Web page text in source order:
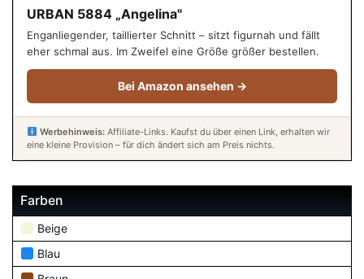
URBAN 5884 „Angelina"
Enganliegender, taillierter Schnitt – sitzt figurnah und fällt
eher schmal aus. Im Zweifel eine Größe größer bestellen.
Bei Amazon ansehen →
Werbehinweis:Affiliate-Links. Kaufst du über einen Link, erhalten wir
eine kleine Provision – für dich ändert sich am Preis nichts.
Farben
Beige
Blau